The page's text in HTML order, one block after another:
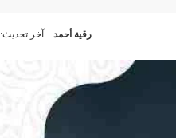
رقية أحمد آخر تحديث: 6 مايو، 2021